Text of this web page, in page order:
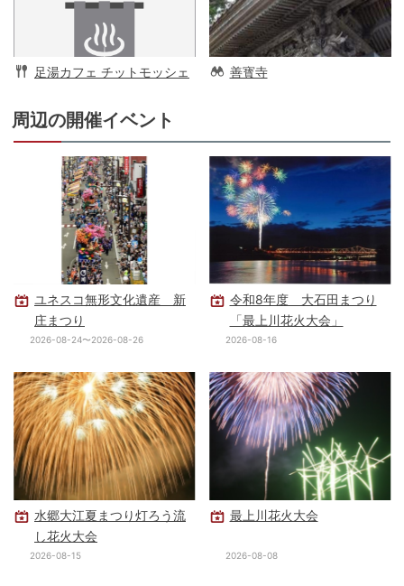
足湯カフェ チットモッシェ 善寳寺
周辺の開催イベント
ユネスコ無形文化遺産 新
庄まつり
2026-08-24〜2026-08-26
令和8年度 大石田まつり
「最上川花火大会」
2026-08-16
水郷大江夏まつり灯ろう流
し花火大会
2026-08-15
最上川花火大会
2026-08-08